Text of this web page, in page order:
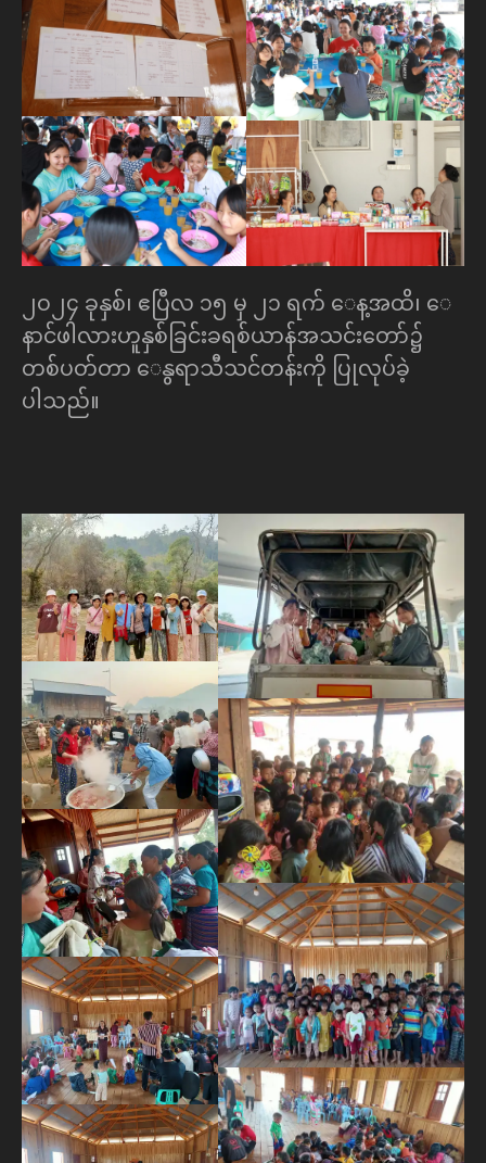
၂၀၂၄ ခုနှစ်၊ ဧပြီလ ၁၅ မှ ၂၁ ရက် ေန့အထိ၊ ေ
နာင်ဖါလားဟူနှစ်ခြင်းခရစ်ယာန်အသင်းေတာ်၌
တစ်ပတ်တာ ေနွရာသီသင်တန်းကို ပြုလုပ်ခဲ့
ပါသည်။